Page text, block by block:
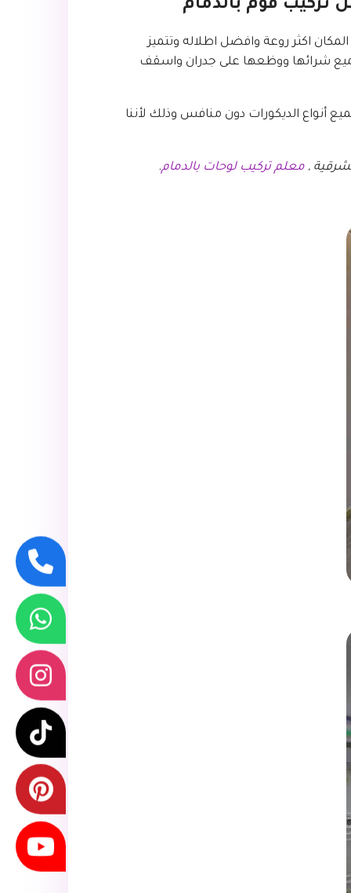
اكثر روعة وافضل اطلاله وتتميز
شرائها ووظعها على جدران واسقف
أنواع الديكورات دون منافس وذلك لأننا
, معلم تركيب لوحات بالدمام.